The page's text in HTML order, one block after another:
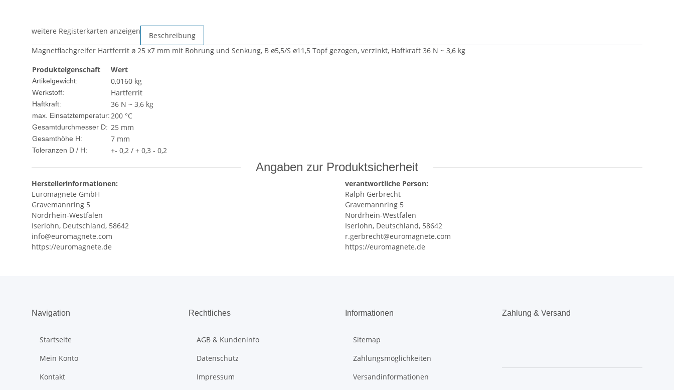
weitere Registerkarten anzeigen
Beschreibung
Magnetflachgreifer Hartferrit ø 25 x7 mm mit Bohrung und Senkung, B ø5,5/S ø11,5 Topf gezogen, verzinkt, Haftkraft 36 N ~ 3,6 kg
Produkteigenschaft
Wert
Artikelgewicht: 0,0160 kg
Werkstoff: Hartferrit
Haftkraft: 36 N ~ 3,6 kg
max. Einsatztemperatur:200 °C
Gesamtdurchmesser D: 25 mm
Gesamthöhe H: 7 mm
Toleranzen D / H: +- 0,2 / + 0,3 - 0,2
Angaben zur Produktsicherheit
Herstellerinformationen:
Euromagnete GmbH
Gravemannring 5
Nordrhein-Westfalen
Iserlohn, Deutschland, 58642
info@euromagnete.com
https://euromagnete.de
verantwortliche Person:
Ralph Gerbrecht
Gravemannring 5
Nordrhein-Westfalen
Iserlohn, Deutschland, 58642
r.gerbrecht@euromagnete.com
https://euromagnete.de
Navigation
Startseite
Mein Konto
Kontakt
Rechtliches
AGB & Kundeninfo
Datenschutz
Impressum
Informationen
Sitemap
Zahlungsmöglichkeiten
Versandinformationen
Zahlung & Versand